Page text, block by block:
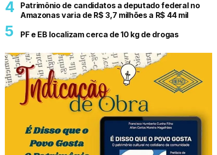
Patrimônio de candidatos a deputado federal no
Amazonas varia de R$ 3,7 milhões a R$ 44 mil
PF e EB localizam cerca de 10 kg de drogas